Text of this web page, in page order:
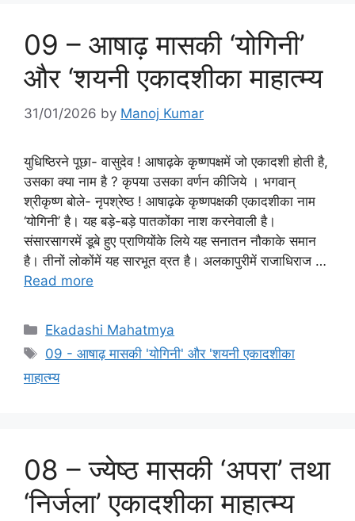
09 – आषाढ़ मासकी ‘योगिनी’
और ‘शयनी एकादशीका माहात्म्य
31/01/2026 by Manoj Kumar
युधिष्ठिरने पूछा- वासुदेव ! आषाढ़के कृष्णपक्षमें जो एकादशी होती है,
उसका क्या नाम है ? कृपया उसका वर्णन कीजिये । भगवान्
श्रीकृष्ण बोले- नृपश्रेष्ठ ! आषाढ़के कृष्णपक्षकी एकादशीका नाम
‘योगिनी’ है। यह बड़े-बड़े पातकोंका नाश करनेवाली है।
संसारसागरमें डूबे हुए प्राणियोंके लिये यह सनातन नौकाके समान
है। तीनों लोकोंमें यह सारभूत व्रत है। अलकापुरीमें राजाधिराज …
Read more
Categories
Ekadashi Mahatmya
Tags
09 - आषाढ़ मासकी 'योगिनी' और 'शयनी एकादशीका
माहात्म्य
08 – ज्येष्ठ मासकी ‘अपरा’ तथा
‘निर्जला’ एकादशीका माहात्म्य